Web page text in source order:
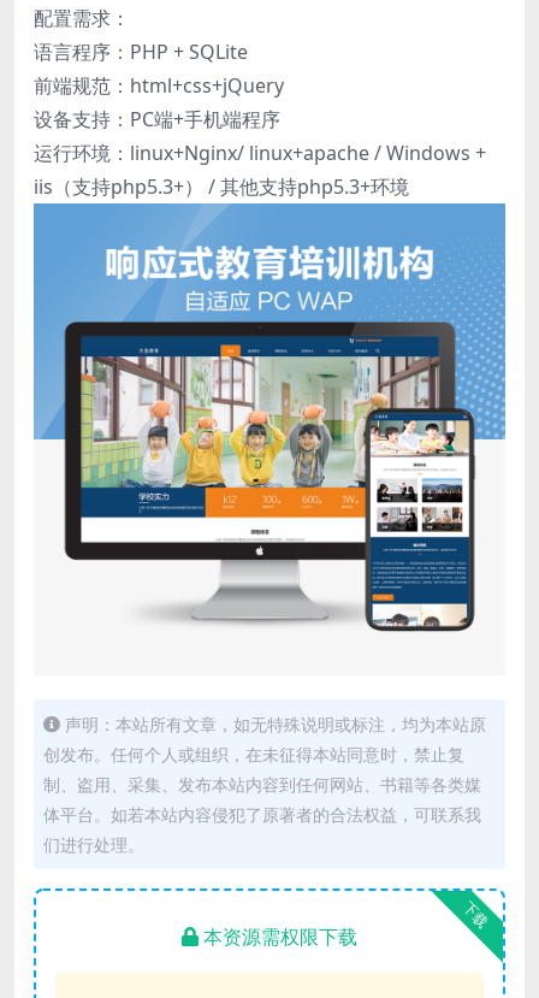
配置需求：
语言程序：PHP + SQLite
前端规范：html+css+jQuery
设备支持：PC端+手机端程序
运行环境：linux+Nginx/ linux+apache / Windows +
iis（支持php5.3+） / 其他支持php5.3+环境
声明：本站所有文章，如无特殊说明或标注，均为本站原
创发布。任何个人或组织，在未征得本站同意时，禁止复
制、盗用、采集、发布本站内容到任何网站、书籍等各类媒
体平台。如若本站内容侵犯了原著者的合法权益，可联系我
们进行处理。
下载
本资源需权限下载